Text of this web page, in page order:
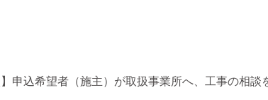
】申込希望者（施主）が取扱事業所へ、工事の相談